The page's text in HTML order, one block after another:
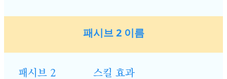
패시브 2 이름
패시브 2 스킬 효과